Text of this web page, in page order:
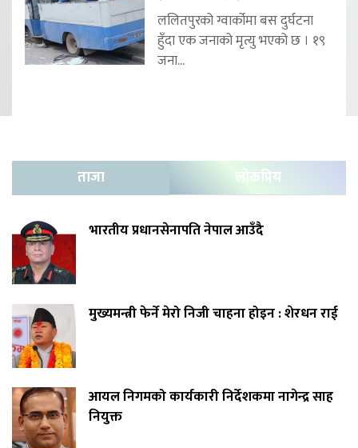
ललितपुरको ग्वार्कोमा बस दुर्घटना
हुँदा एक जनाको मृत्यु भएको छ । १९
जना...
ताजा लोकप्रिय
भारतीय प्रधानसेनापति नेपाल आउँदै
मुख्यमन्त्री फेर्ने मेरो निजी चाहना होइन : शेरधन राई
आयल निगमको कार्यकारी निर्देशकमा नागेन्द्र साह
नियुक्त